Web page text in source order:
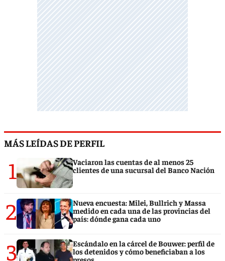
MÁS LEÍDAS DE PERFIL
1
Vaciaron las cuentas de al menos 25
clientes de una sucursal del Banco Nación
2
Nueva encuesta: Milei, Bullrich y Massa
medido en cada una de las provincias del
país: dónde gana cada uno
3
Escándalo en la cárcel de Bouwer: perfil de
los detenidos y cómo beneficiaban a los